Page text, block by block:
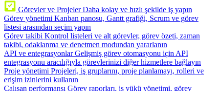
Görevler ve Projeler Daha kolay ve hızlı şekilde iş yapın
Görev yönetimi Kanban panosu, Gantt grafiği, Scrum ve görev
listesi arasından seçim yapın
Görev takibi Kontrol listeleri ve alt görevler, görev özeti, zaman
takibi, odaklanma ve denetmen modundan yararlanın
API ve entegrasyonlar Gelişmiş görev otomasyonu için API
entegrasyonu aracılığıyla görevlerinizi diğer hizmetlere bağlayın
Proje yönetimi Projeleri, iş gruplarını, proje planlamayı, rolleri ve
erişim izinlerini kullanın
Çalışan performansı Görev raporları, iş yükü yönetimi, görev